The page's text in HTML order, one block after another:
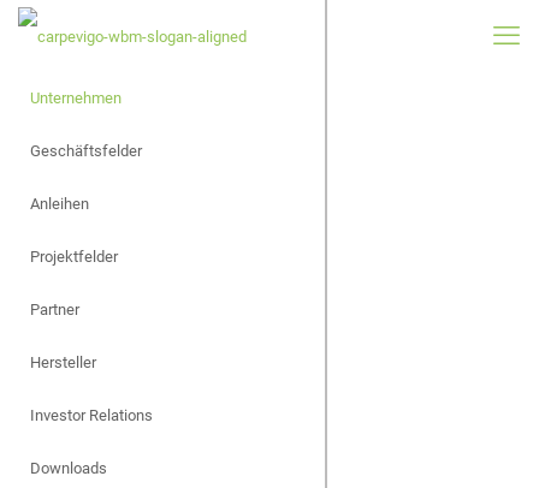
Unternehmen
Geschäftsfelder
Anleihen
Projektfelder
Partner
Hersteller
Investor Relations
Downloads